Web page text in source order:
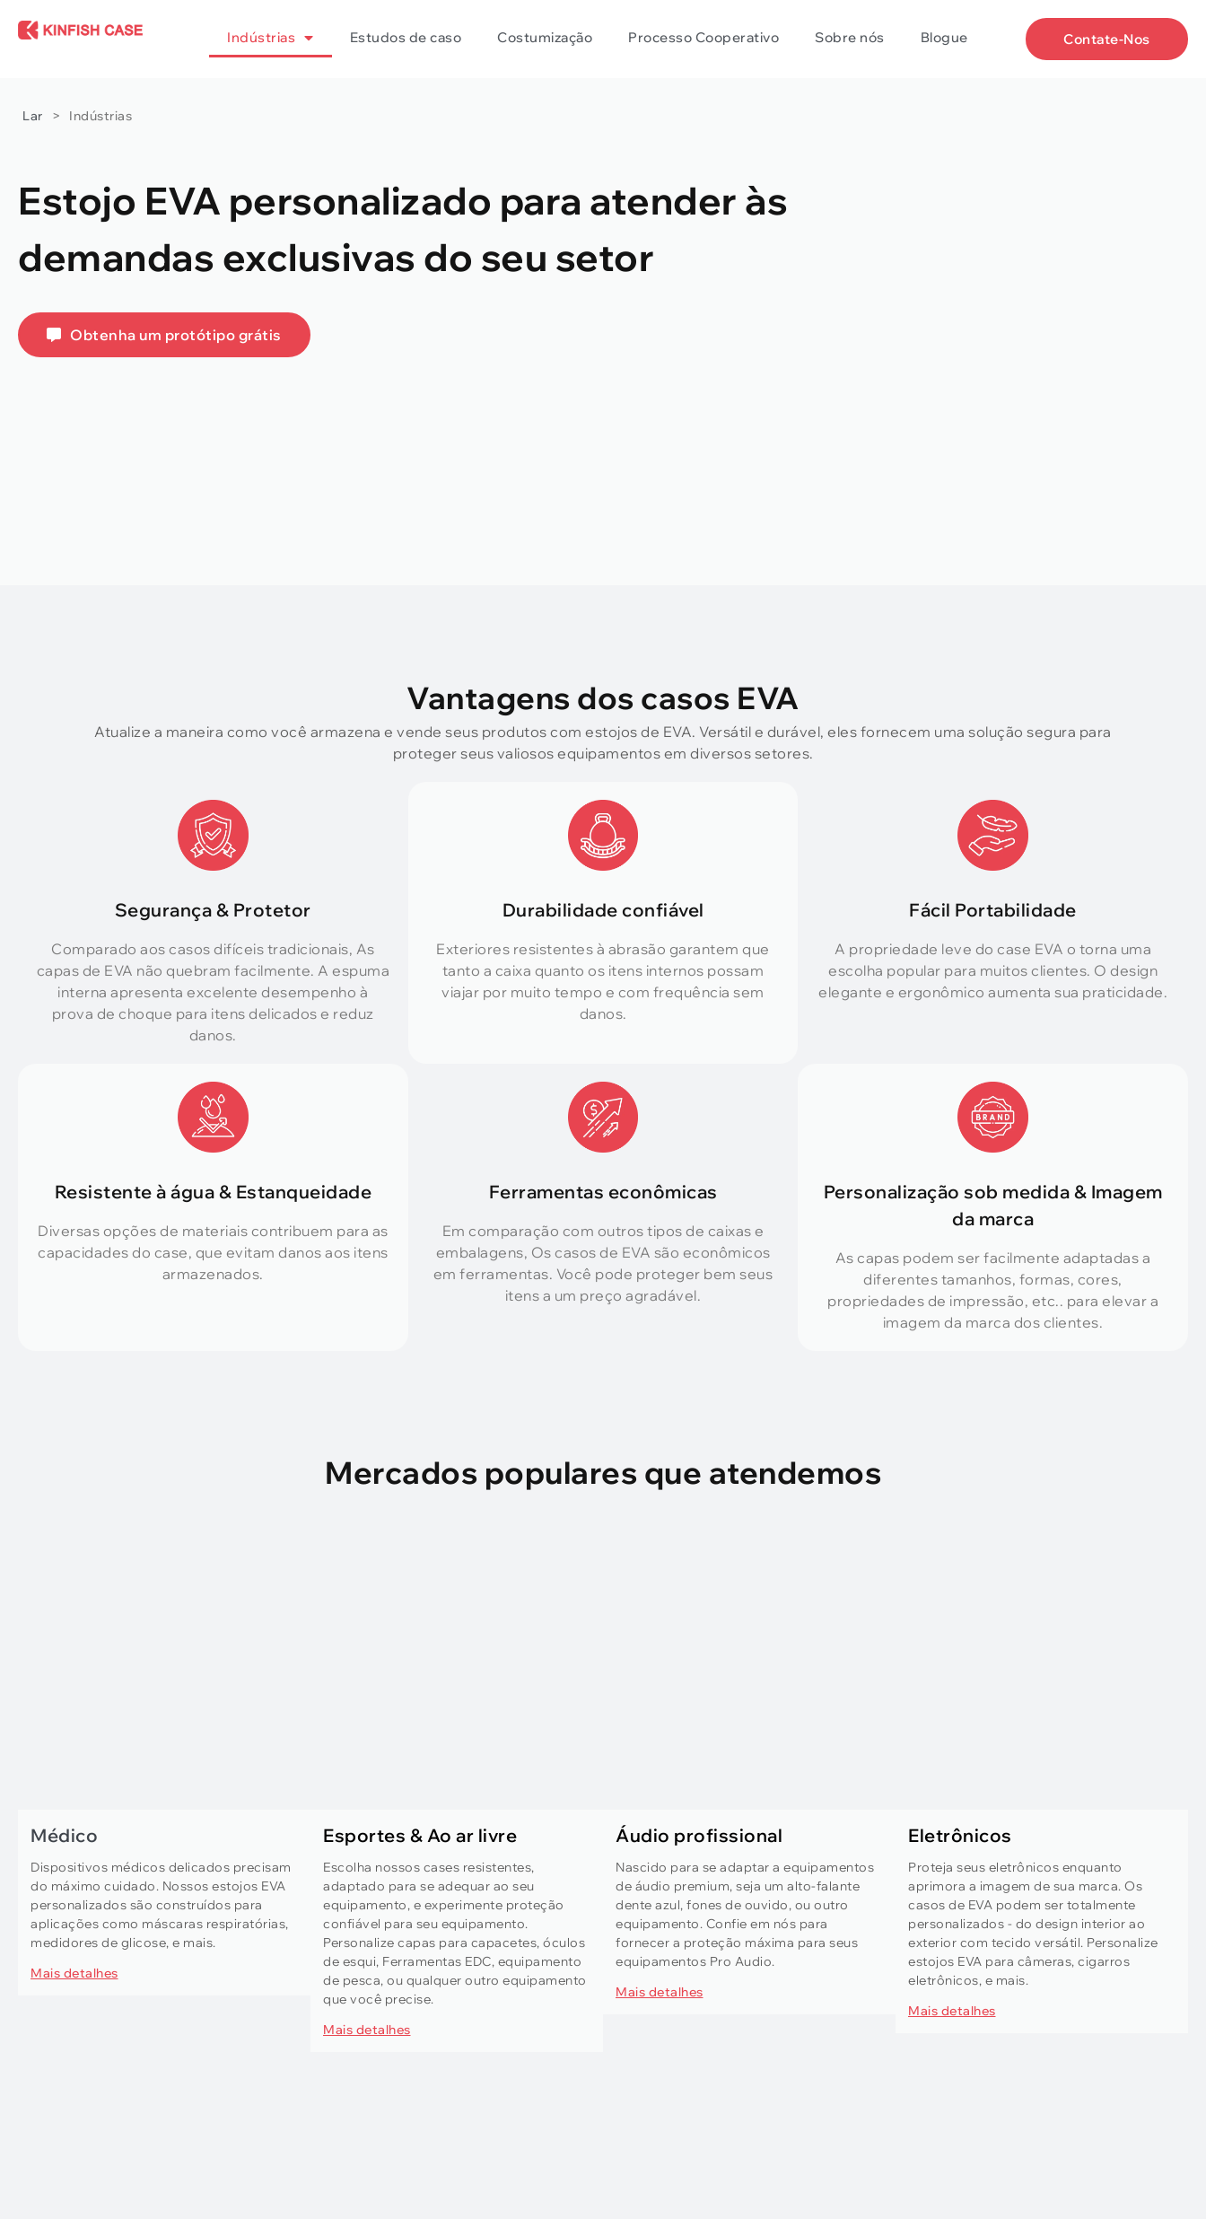
Indústrias Estudos de caso Costumização Processo Cooperativo Sobre nós Blogue Contate-Nos
Lar > Indústrias
Estojo EVA personalizado para atender às
demandas exclusivas do seu setor
Obtenha um protótipo grátis
Vantagens dos casos EVA
Atualize a maneira como você armazena e vende seus produtos com estojos de EVA. Versátil e durável, eles fornecem uma solução segura para
proteger seus valiosos equipamentos em diversos setores.
Segurança & Protetor
Comparado aos casos difíceis tradicionais, As
capas de EVA não quebram facilmente. A espuma
interna apresenta excelente desempenho à
prova de choque para itens delicados e reduz
danos.
Durabilidade confiável
Exteriores resistentes à abrasão garantem que
tanto a caixa quanto os itens internos possam
viajar por muito tempo e com frequência sem
danos.
Fácil Portabilidade
A propriedade leve do case EVA o torna uma
escolha popular para muitos clientes. O design
elegante e ergonômico aumenta sua praticidade.
Resistente à água & Estanqueidade
Diversas opções de materiais contribuem para as
capacidades do case, que evitam danos aos itens
armazenados.
Ferramentas econômicas
Em comparação com outros tipos de caixas e
embalagens, Os casos de EVA são econômicos
em ferramentas. Você pode proteger bem seus
itens a um preço agradável.
Personalização sob medida & Imagem
da marca
As capas podem ser facilmente adaptadas a
diferentes tamanhos, formas, cores,
propriedades de impressão, etc.. para elevar a
imagem da marca dos clientes.
Mercados populares que atendemos
Médico
Dispositivos médicos delicados precisam
do máximo cuidado. Nossos estojos EVA
personalizados são construídos para
aplicações como máscaras respiratórias,
medidores de glicose, e mais.
Mais detalhes
Esportes & Ao ar livre
Escolha nossos cases resistentes,
adaptado para se adequar ao seu
equipamento, e experimente proteção
confiável para seu equipamento.
Personalize capas para capacetes, óculos
de esqui, Ferramentas EDC, equipamento
de pesca, ou qualquer outro equipamento
que você precise.
Mais detalhes
Áudio profissional
Nascido para se adaptar a equipamentos
de áudio premium, seja um alto-falante
dente azul, fones de ouvido, ou outro
equipamento. Confie em nós para
fornecer a proteção máxima para seus
equipamentos Pro Audio.
Mais detalhes
Eletrônicos
Proteja seus eletrônicos enquanto
aprimora a imagem de sua marca. Os
casos de EVA podem ser totalmente
personalizados - do design interior ao
exterior com tecido versátil. Personalize
estojos EVA para câmeras, cigarros
eletrônicos, e mais.
Mais detalhes